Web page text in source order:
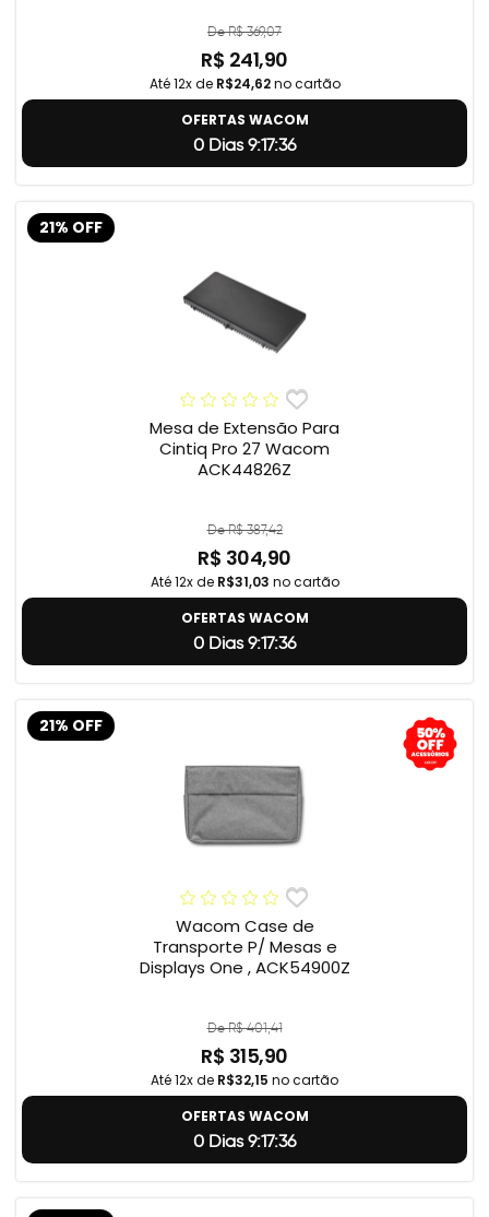
De R$ 369,07
R$ 241,90
Até 12x de R$24,62no cartão
OFERTAS WACOM
0 Dias 9:17:35
21% OFF
Mesa de Extensão Para
Cintiq Pro 27 Wacom
ACK44826Z
De R$ 387,42
R$ 304,90
Até 12x de R$31,03 no cartão
OFERTAS WACOM
0 Dias 9:17:35
21% OFF
Wacom Case de
Transporte P/ Mesas e
Displays One , ACK54900Z
De R$ 401,41
R$ 315,90
Até 12x de R$32,15 no cartão
OFERTAS WACOM
0 Dias 9:17:35